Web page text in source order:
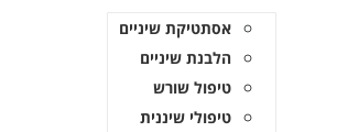
אסתטיקת שיניים
הלבנת שיניים
טיפול שורש
טיפולי שיננית